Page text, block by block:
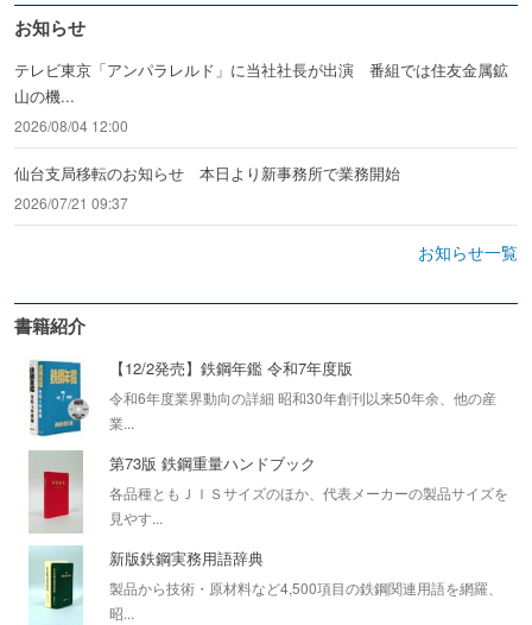
お知らせ
テレビ東京「アンパラレルド」に当社社長が出演 番組では住友金属鉱
山の機...
2026/08/04 12:00
仙台支局移転のお知らせ 本日より新事務所で業務開始
2026/07/21 09:37
お知らせ一覧
書籍紹介
【12/2発売】鉄鋼年鑑 令和7年度版
令和6年度業界動向の詳細 昭和30年創刊以来50年余、他の産
業...
第73版 鉄鋼重量ハンドブック
各品種ともＪＩＳサイズのほか、代表メーカーの製品サイズを
見やす...
新版鉄鋼実務用語辞典
製品から技術・原材料など4,500項目の鉄鋼関連用語を網羅、
昭...